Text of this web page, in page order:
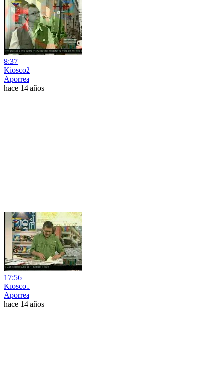
8:37
Kiosco2
Aporrea
hace 14 años
17:56
Kiosco1
Aporrea
hace 14 años